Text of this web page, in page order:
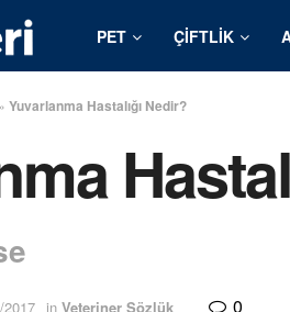
PET ÇIFTLIK
» Yuvarlanma Hastalığı Nedir?
2017 in Veteriner Sözlük 0